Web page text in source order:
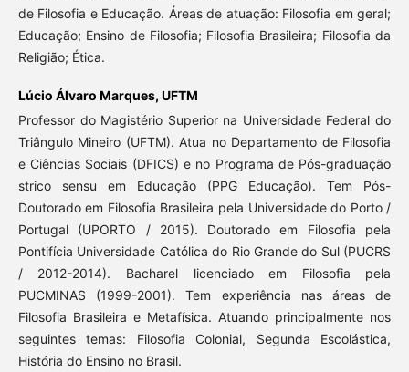
de Filosofia e Educação. Áreas de atuação: Filosofia em geral;
Educação; Ensino de Filosofia; Filosofia Brasileira; Filosofia da
Religião; Ética.
Lúcio Álvaro Marques, UFTM
Professor do Magistério Superior na Universidade Federal do
Triângulo Mineiro (UFTM). Atua no Departamento de Filosofia
e Ciências Sociais (DFICS) e no Programa de Pós-graduação
strico sensu em Educação (PPG Educação). Tem Pós-
Doutorado em Filosofia Brasileira pela Universidade do Porto /
Portugal (UPORTO / 2015). Doutorado em Filosofia pela
Pontifícia Universidade Católica do Rio Grande do Sul (PUCRS
/ 2012-2014). Bacharel licenciado em Filosofia pela
PUCMINAS (1999-2001). Tem experiência nas áreas de
Filosofia Brasileira e Metafísica. Atuando principalmente nos
seguintes temas: Filosofia Colonial, Segunda Escolástica,
História do Ensino no Brasil.